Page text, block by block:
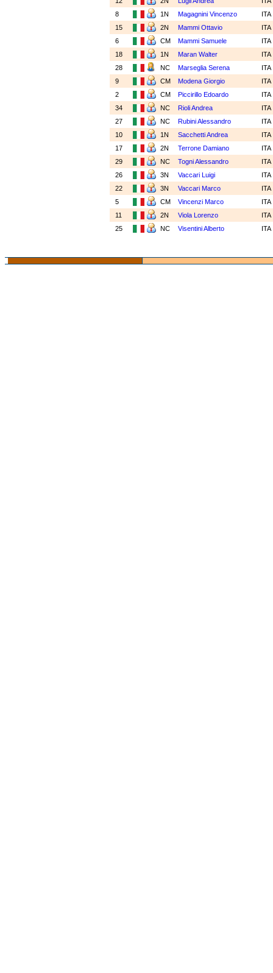
8
1N Magagnini Vincenzo
ITA
15
2N Mammi Ottavio
ITA
6
CM Mammi Samuele
ITA
18
1N Maran Walter
ITA
28
NC Marseglia Serena
ITA
9
CM Modena Giorgio
ITA
2
CM Piccirillo Edoardo
ITA
34
NC Rioli Andrea
ITA
27
NC Rubini Alessandro
ITA
10
1N Sacchetti Andrea
ITA
17
2N Terrone Damiano
ITA
29
NC Togni Alessandro
ITA
26
3N Vaccari Luigi
ITA
22
3N Vaccari Marco
ITA
5
CM Vincenzi Marco
ITA
11
2N Viola Lorenzo
ITA
25
NC Visentini Alberto ITA